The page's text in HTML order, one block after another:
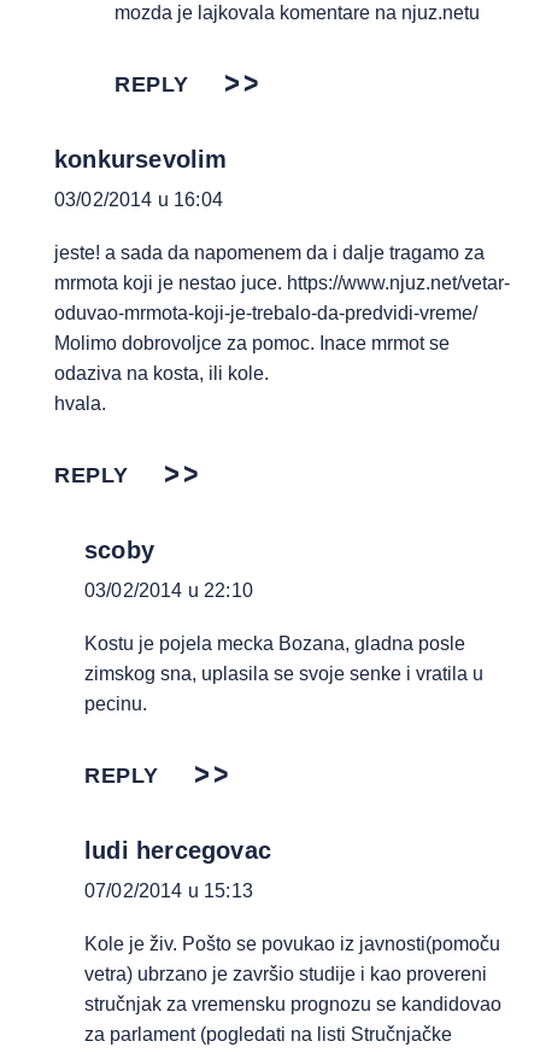
mozda je lajkovala komentare na njuz.netu
REPLY
konkursevolim
03/02/2014 u 16:04
jeste! a sada da napomenem da i dalje tragamo za
mrmota koji je nestao juce. https://www.njuz.net/vetar-
oduvao-mrmota-koji-je-trebalo-da-predvidi-vreme/
Molimo dobrovoljce za pomoc. Inace mrmot se
odaziva na kosta, ili kole.
hvala.
REPLY
scoby
03/02/2014 u 22:10
Kostu je pojela mecka Bozana, gladna posle
zimskog sna, uplasila se svoje senke i vratila u
pecinu.
REPLY
ludi hercegovac
07/02/2014 u 15:13
Kole je živ. Pošto se povukao iz javnosti(pomoču
vetra) ubrzano je završio studije i kao provereni
stručnjak za vremensku prognozu se kandidovao
za parlament (pogledati na listi Stručnjačke